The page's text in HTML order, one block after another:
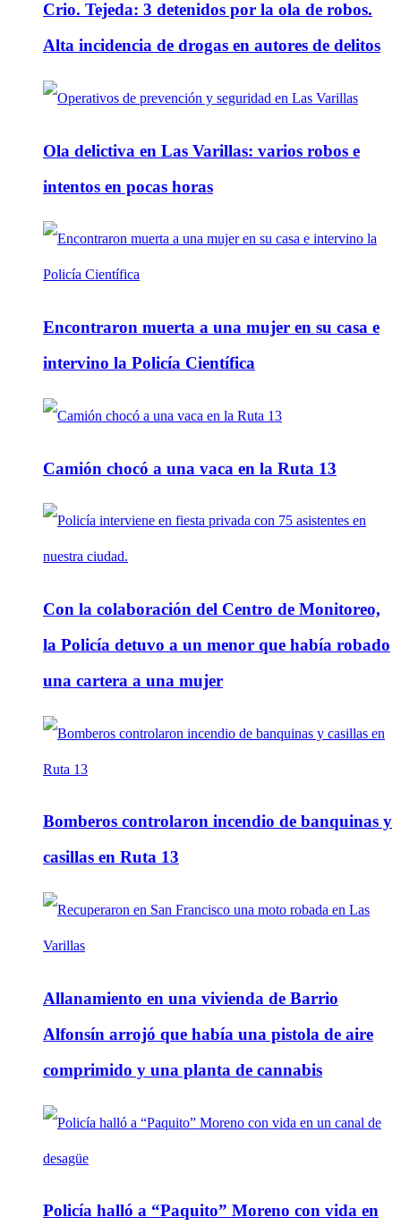
Crio. Tejeda: 3 detenidos por la ola de robos.
Alta incidencia de drogas en autores de delitos
Ola delictiva en Las Varillas: varios robos e
intentos en pocas horas
Encontraron muerta a una mujer en su casa e
intervino la Policía Científica
Camión chocó a una vaca en la Ruta 13
Con la colaboración del Centro de Monitoreo,
la Policía detuvo a un menor que había robado
una cartera a una mujer
Bomberos controlaron incendio de banquinas y
casillas en Ruta 13
Allanamiento en una vivienda de Barrio
Alfonsín arrojó que había una pistola de aire
comprimido y una planta de cannabis
Policía halló a “Paquito” Moreno con vida en